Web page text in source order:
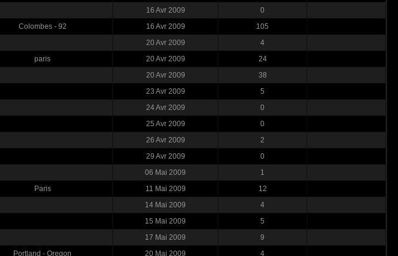
16 Avr 2009
0
Colombes - 92 16 Avr 2009
105
20 Avr 2009
4
paris 20 Avr 2009
24
20 Avr 2009
38
23 Avr 2009
5
24 Avr 2009
0
25 Avr 2009
0
26 Avr 2009
2
29 Avr 2009
0
06 Mai 2009
1
Paris 11 Mai 2009
12
14 Mai 2009
4
15 Mai 2009
5
17 Mai 2009
9
Portland - Oregon 20 Mai 2009 4